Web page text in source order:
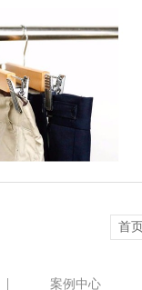
首页
案例中心